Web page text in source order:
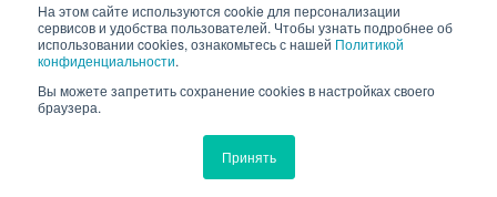
На этом сайте используются cookie для персонализации
сервисов и удобства пользователей. Чтобы узнать подробнее об
использовании cookies, ознакомьтесь с нашей Политикой
конфиденциальности.
Вы можете запретить сохранение cookies в настройках своего
браузера.
Принять
Copyright © 2026 ООО "Гротек"
Политика конфиденциальности